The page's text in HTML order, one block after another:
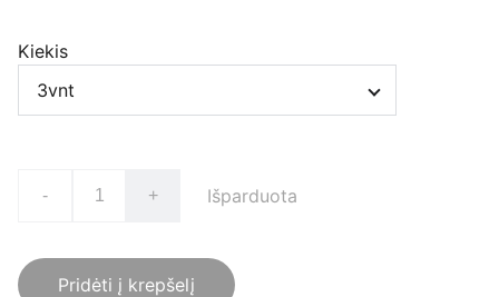
Kiekis
- + Išparduota
Pridėti į krepšelį